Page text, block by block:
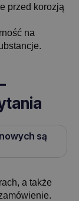
przed korozją
na
są
a także